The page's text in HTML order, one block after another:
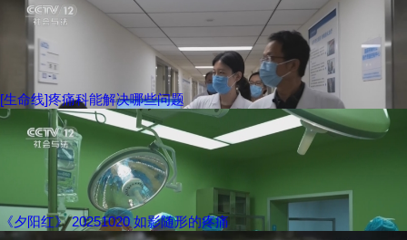
[生命线]疼痛科能解决哪些问题
《夕阳红》 20251020 如影随形的疼痛